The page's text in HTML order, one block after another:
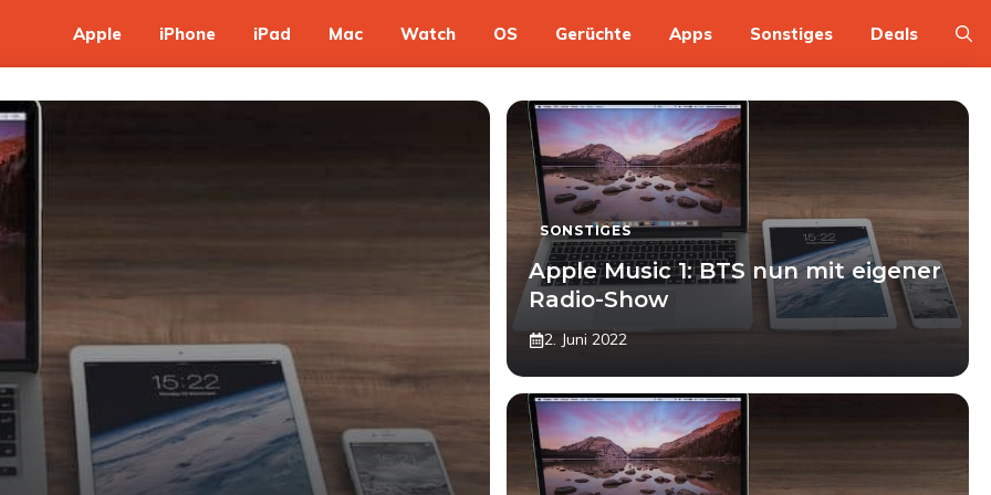
Apple iPhone iPad Mac Watch OS Gerüchte Apps Sonstiges Deals
SONSTIGES
Apple Music 1: BTS nun mit eigener
Radio-Show
2. Juni 2022